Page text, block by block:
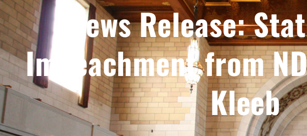
News Release:
Impeachment from
Kleeb